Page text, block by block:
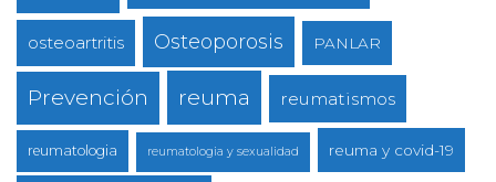
osteoartritis Osteoporosis PANLAR
Prevención reuma reumatismos
reumatologia reumatologia y sexualidad reuma y covid-19